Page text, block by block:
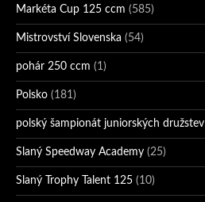
Markéta Cup 125 ccm (585)
Mistrovství Slovenska (54)
pohár 250 ccm (1)
Polsko (181)
polský šampionát juniorských družstev
Slaný Speedway Academy (25)
Slaný Trophy Talent 125 (10)